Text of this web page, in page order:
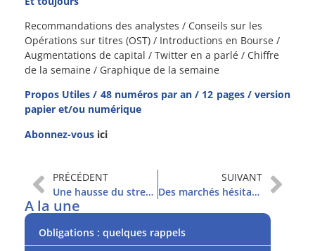
Recommandations des analystes / Conseils sur les
Opérations sur titres (OST) / Introductions en Bourse /
Augmentations de capital / Twitter en a parlé / Chiffre
de la semaine / Graphique de la semaine
Propos Utiles / 48 numéros par an / 12 pages / version
papier et/ou numérique
Abonnez-vous ici
PRÉCÉDENT
Une hausse du stress, avant la Fed
SUIVANT
Des marchés hésitants
A la une
Obligations : quelques rappels